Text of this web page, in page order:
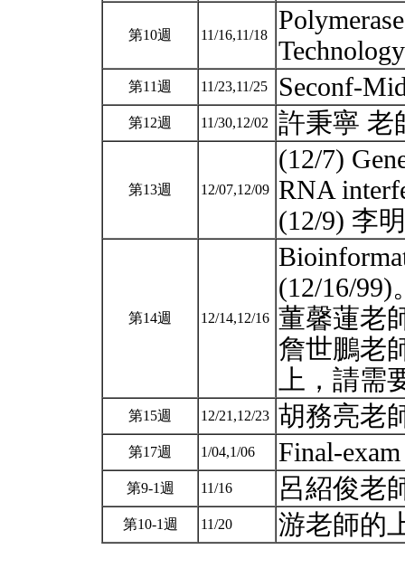
第10週 11/16,11/18
第11週 11/23,11/25 Seconf-
第12週 11/30,12/02 許秉寧
第13週 12/07,12/09
(12/7)
RNA
(12/9) 李
第14週 12/14,12/16
(12/16/99)
董馨蓮老
詹世鵬老
上，請需
第15週 12/21,12/23 胡務亮老
第17週 1/04,1/06 Final-
第9-1週 11/16 呂紹俊老
第10-1週 11/20 游老師的